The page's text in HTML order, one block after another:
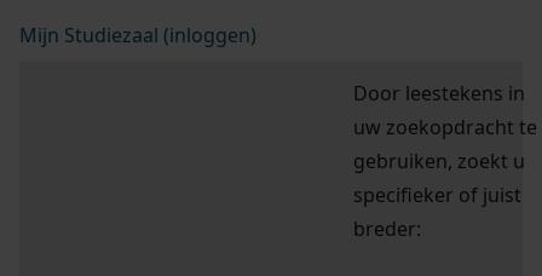
Mijn Studiezaal (inloggen)
Door leestekens in
uw zoekopdracht te
gebruiken, zoekt u
specifieker of juist
breder: